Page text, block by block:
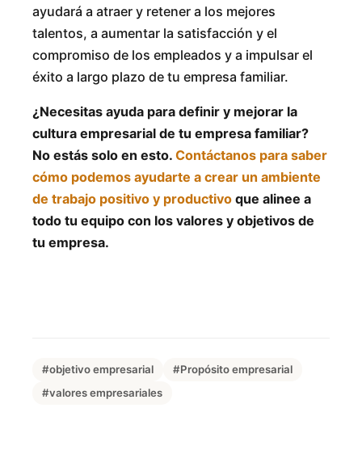
ayudará a atraer y retener a los mejores
talentos, a aumentar la satisfacción y el
compromiso de los empleados y a impulsar el
éxito a largo plazo de tu empresa familiar.
¿Necesitas ayuda para definir y mejorar la
cultura empresarial de tu empresa familiar?
No estás solo en esto.Contáctanos para saber
cómo podemos ayudarte a crear un ambiente
de trabajo positivo y productivo que alinee a
todo tu equipo con los valores y objetivos de
tu empresa.
#objetivo empresarial
#Propósito empresarial
#valores empresariales